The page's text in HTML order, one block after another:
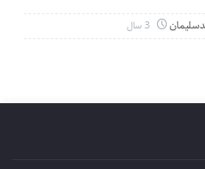
3 سال